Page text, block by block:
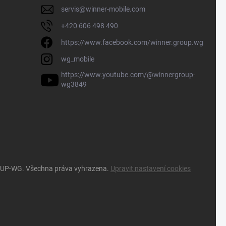
servis@winner-mobile.com
+420 606 498 490
https://www.facebook.com/winner.group.wg
wg_mobile
https://www.youtube.com/@winnergroup-
wg3849
WG. Všechna práva vyhrazena. Upravit nastavení cookies